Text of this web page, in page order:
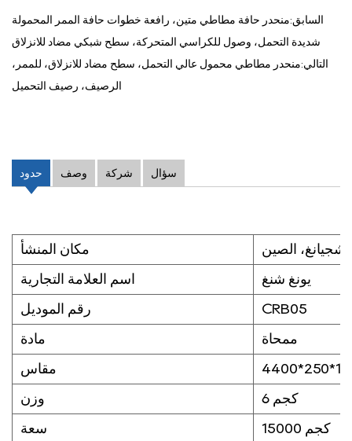
السابق:منحدر حافة مطاطي متين، رافعة خطوات حافة الممر المحمولة
شديدة التحمل، وصول للكراسي المتحركة، سطح شبكي مضاد للانزلاق
التالي:منحدر مطاطي محمول عالي التحمل، سطح مضاد للانزلاق، للممر،
الرصيف، رصيف التحميل
حدود وصف شركة سؤال
مكان المنشأ تشجيانغ، الصين
اسم العلامة التجارية يونغ شنغ
رقم الموديل CRB05
مادة ممحاة
مقاس
وزن 6 كجم
سعة 15000 كجم